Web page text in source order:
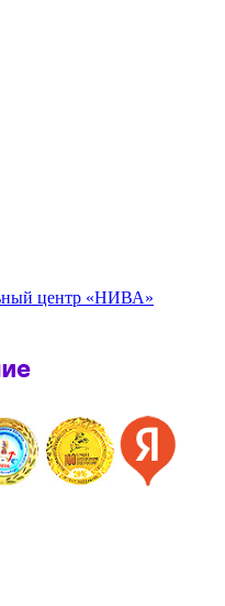
центр «НИВА»